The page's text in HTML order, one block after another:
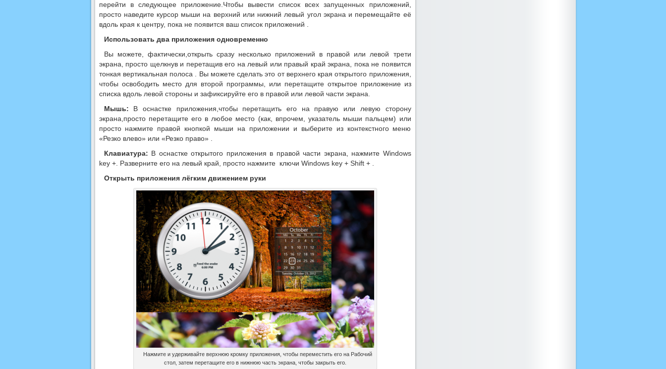
перейти в следующее приложение.Чтобы вывести список всех запущенных приложений,
просто наведите курсор мыши на верхний или нижний левый угол экрана и перемещайте её
вдоль края к центру, пока не появится ваш список приложений .
Использовать два приложения одновременно
Вы можете, фактически,открыть сразу несколько приложений в правой или левой трети
экрана, просто щелкнув и перетащив его на левый или правый край экрана, пока не появится
тонкая вертикальная полоса . Вы можете сделать это от верхнего края открытого приложения,
чтобы освободить место для второй программы, или перетащите открытое приложение из
списка вдоль левой стороны и зафиксируйте его в правой или левой части экрана.
Мышь: В оснастке приложения,чтобы перетащить его на правую или левую сторону
экрана,просто перетащите его в любое место (как, впрочем, указатель мыши пальцем) или
просто нажмите правой кнопкой мыши на приложении и выберите из контекстного меню
«Резко влево» или «Резко право» .
Клавиатура: В оснастке открытого приложения в правой части экрана, нажмите Windows
key +. Разверните его на левый край, просто нажмите ключи Windows key + Shift + .
Открыть приложения лёгким движением руки
Нажмите и удерживайте верхнюю кромку приложения, чтобы переместить его на Рабочий
стол, затем перетащите его в нижнюю часть экрана, чтобы закрыть его.